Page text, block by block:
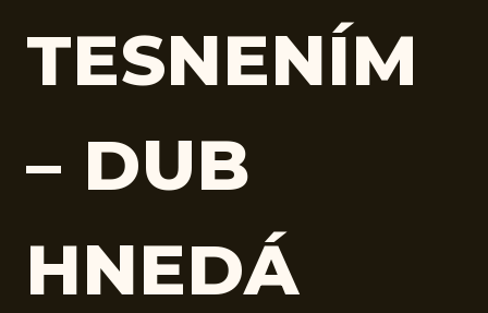
TESNENÍM
– DUB
HNEDÁ